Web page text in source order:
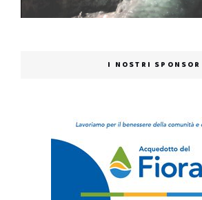
I NOSTRI SPONSOR